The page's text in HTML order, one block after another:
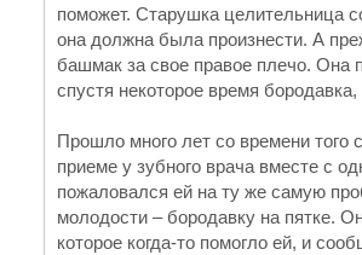
поможет. Старушка целительница
она должна была произнести. А
башмак за свое правое плечо. Она
спустя некоторое время
Прошло много лет со времени
приеме у зубного врача вместе с
пожаловался ей на ту же самую
молодости – бородавку на пятке.
которое когда-то помогло ей, и